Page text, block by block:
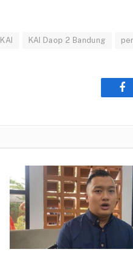
KAI KAI Daop 2 Bandung